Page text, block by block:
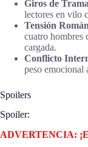
Giros de
lectores en vilo
Tensión
cuatro hombres
cargada.
Conflicto
peso emocional
Spoilers
Spoiler:
ADVERTENCIA: